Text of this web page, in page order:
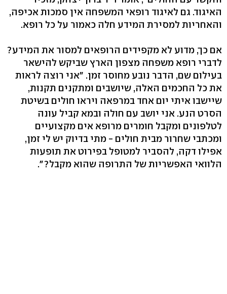
האיגוד. גם לאיגוד רופאי המשפחה אין סמכות אכיפה,
והאחריות למסירת המידע חלה כאמור על כל רופא.
אם כך, מדוע לא מקפידים הרופאים למסור את המידע?
לדברי רופא משפחה מצפון הארץ שביקש להישאר
בעילום שם, הדבר נובע מחוסר זמן. "אני רוצה לראות
את כל החכמים האלה, שיושבים ומתקנים תקנות,
שיישבו איתי יום אחד במרפאה ויראו חולים בשיטת
הסרט הנע. אני יושב עם חולה ובמא קביל עונה
לטלפונים ומקבל חומרים מרופא אים מקצועיים
ומכתבי שחרור מבית חולים - מתי בדיוק יש לי זמן,
אפילו דקה, להסביר למטופל בפירוט את תופעות
הלוואי האפשריות של התרופה שהוא מקבל?".